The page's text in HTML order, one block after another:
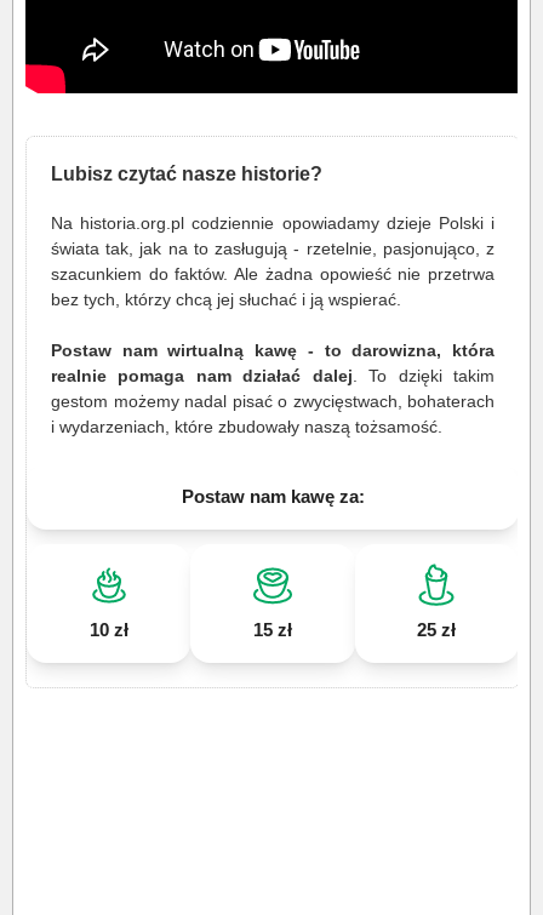
Lubisz czytać nasze historie?
Na historia.org.pl codziennie opowiadamy dzieje Polski i
świata tak, jak na to zasługują - rzetelnie, pasjonująco, z
szacunkiem do faktów. Ale żadna opowieść nie przetrwa
bez tych, którzy chcą jej słuchać i ją wspierać.
Postaw nam wirtualną kawę - to darowizna, która
realnie pomaga nam działać dalej . To dzięki takim
gestom możemy nadal pisać o zwycięstwach, bohaterach
i wydarzeniach, które zbudowały naszą tożsamość.
Postaw nam kawę za:
10 zł 15 zł 25 zł